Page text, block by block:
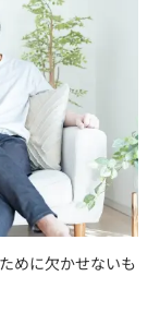
めに欠かせないも